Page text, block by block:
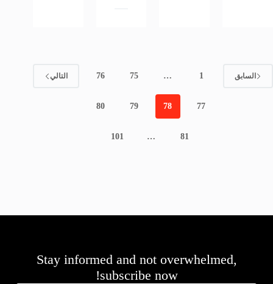
السابق 1
…
75
76
77
78
79
80
81
…
101
التالي
Stay informed and not overwhelmed,
subscribe now!